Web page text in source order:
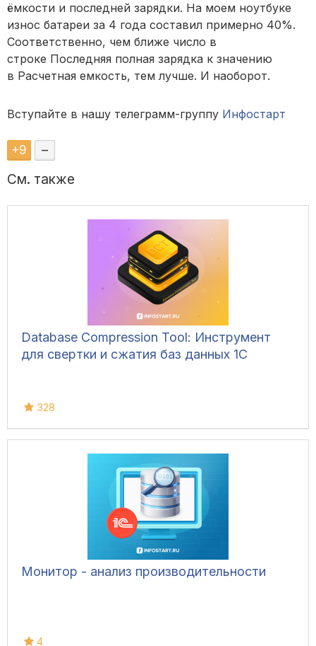
ёмкости и последней зарядки. На моем ноутбуке
износ батареи за 4 года составил примерно 40%.
Соответственно, чем ближе число в
строке Последняя полная зарядка к значению
в Расчетная емкость, тем лучше. И наоборот.
Вступайте в нашу телеграмм-группу Инфостарт
+9 –
См. также
Database Compression Tool: Инструмент
для свертки и сжатия баз данных 1С
328
Монитор - анализ производительности
4